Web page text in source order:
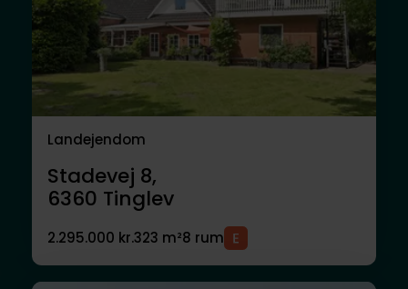
Landejendom
Stadevej 8,
6360 Tinglev
2.295.000 kr.323 m²8 rum